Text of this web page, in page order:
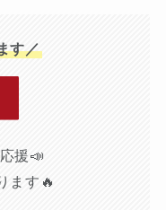
す／
援📣
ます🔥